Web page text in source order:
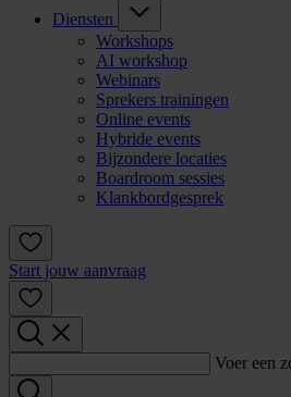
Diensten
Workshops
AI workshop
Webinars
Sprekers trainingen
Online events
Hybride events
Bijzondere locaties
Boardroom sessies
Klankbordgesprek
Start jouw aanvraag
Voer een